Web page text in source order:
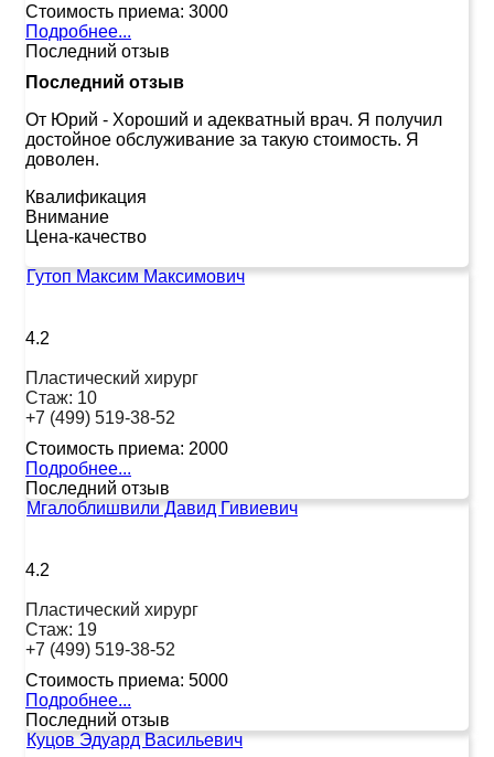
Стоимость приема: 3000
Подробнее...
Последний отзыв
Последний отзыв
От Юрий - Хороший и адекватный врач. Я получил
достойное обслуживание за такую стоимость. Я
доволен.
Квалификация
Внимание
Цена-качество
Гутоп Максим Максимович
4.2
Пластический хирург
Стаж: 10
+7 (499) 519-38-52
Стоимость приема: 2000
Подробнее...
Последний отзыв
Мгалоблишвили Давид Гивиевич
4.2
Пластический хирург
Стаж: 19
+7 (499) 519-38-52
Стоимость приема: 5000
Подробнее...
Последний отзыв
Куцов Эдуард Васильевич